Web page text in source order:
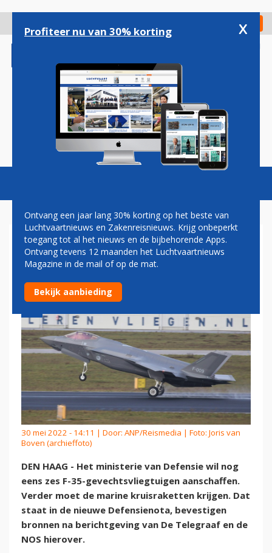
gaan
Check in
Magazine Podcasts Vacatures
DEFENSIE GAAT EXTRA F-35'S
KOPEN
30 mei 2022 - 14:11 | Door: ANP/Reismedia | Foto: Joris van
Boven (archieffoto)
DEN HAAG - Het ministerie van Defensie wil nog
eens zes F-35-gevechtsvliegtuigen aanschaffen.
Verder moet de marine kruisraketten krijgen. Dat
staat in de nieuwe Defensienota, bevestigen
bronnen na berichtgeving van De Telegraaf en de
NOS hierover.
Profiteer nu van 30% korting x
Ontvang een jaar lang 30% korting op het beste van
Luchtvaartnieuws en Zakenreisnieuws. Krijg onbeperkt
toegang tot al het nieuws en de bijbehorende Apps.
Ontvang tevens 12 maanden het Luchtvaartnieuws
Magazine in de mail of op de mat.
Bekijk aanbieding